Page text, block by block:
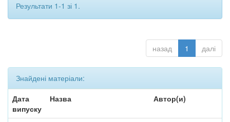
Результати 1-1 зі 1.
назад 1 далі
Знайдені матеріали:
Дата
випуску
Назва Автор(и)